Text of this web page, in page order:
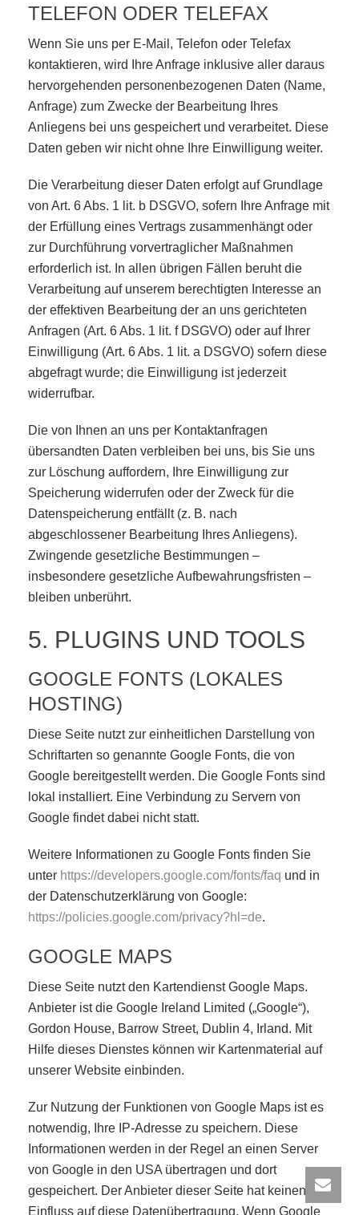
TELEFON ODER TELEFAX
Wenn Sie uns per E-Mail, Telefon oder Telefax
kontaktieren, wird Ihre Anfrage inklusive aller daraus
hervorgehenden personenbezogenen Daten (Name,
Anfrage) zum Zwecke der Bearbeitung Ihres
Anliegens bei uns gespeichert und verarbeitet. Diese
Daten geben wir nicht ohne Ihre Einwilligung weiter.
Die Verarbeitung dieser Daten erfolgt auf Grundlage
von Art. 6 Abs. 1 lit. b DSGVO, sofern Ihre Anfrage mit
der Erfüllung eines Vertrags zusammenhängt oder
zur Durchführung vorvertraglicher Maßnahmen
erforderlich ist. In allen übrigen Fällen beruht die
Verarbeitung auf unserem berechtigten Interesse an
der effektiven Bearbeitung der an uns gerichteten
Anfragen (Art. 6 Abs. 1 lit. f DSGVO) oder auf Ihrer
Einwilligung (Art. 6 Abs. 1 lit. a DSGVO) sofern diese
abgefragt wurde; die Einwilligung ist jederzeit
widerrufbar.
Die von Ihnen an uns per Kontaktanfragen
übersandten Daten verbleiben bei uns, bis Sie uns
zur Löschung auffordern, Ihre Einwilligung zur
Speicherung widerrufen oder der Zweck für die
Datenspeicherung entfällt (z. B. nach
abgeschlossener Bearbeitung Ihres Anliegens).
Zwingende gesetzliche Bestimmungen –
insbesondere gesetzliche Aufbewahrungsfristen –
bleiben unberührt.
5. PLUGINS UND TOOLS
GOOGLE FONTS (LOKALES
HOSTING)
Diese Seite nutzt zur einheitlichen Darstellung von
Schriftarten so genannte Google Fonts, die von
Google bereitgestellt werden. Die Google Fonts sind
lokal installiert. Eine Verbindung zu Servern von
Google findet dabei nicht statt.
Weitere Informationen zu Google Fonts finden Sie
unter https://developers.google.com/fonts/faq und in
der Datenschutzerklärung von Google:
https://policies.google.com/privacy?hl=de.
GOOGLE MAPS
Diese Seite nutzt den Kartendienst Google Maps.
Anbieter ist die Google Ireland Limited („Google“),
Gordon House, Barrow Street, Dublin 4, Irland. Mit
Hilfe dieses Dienstes können wir Kartenmaterial auf
unserer Website einbinden.
Zur Nutzung der Funktionen von Google Maps ist es
notwendig, Ihre IP-Adresse zu speichern. Diese
Informationen werden in der Regel an einen Server
von Google in den USA übertragen und dort
gespeichert. Der Anbieter dieser Seite hat keinen
Einfluss auf diese Datenübertragung. Wenn Google